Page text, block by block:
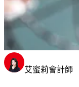
艾蜜莉會計師